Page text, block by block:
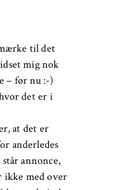
til det
mig nok
– før nu :-)
det er i
at det er
anderledes
annonce,
ikke med over